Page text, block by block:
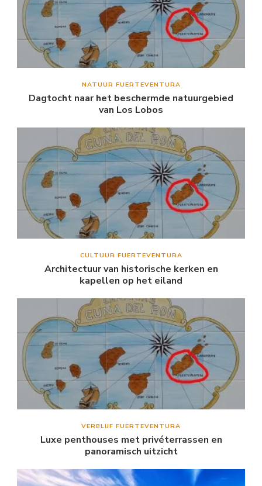
NATUUR FUERTEVENTURA
Dagtocht naar het beschermde natuurgebied
van Los Lobos
CULTUUR FUERTEVENTURA
Architectuur van historische kerken en
kapellen op het eiland
VERBLIJF FUERTEVENTURA
Luxe penthouses met privéterrassen en
panoramisch uitzicht